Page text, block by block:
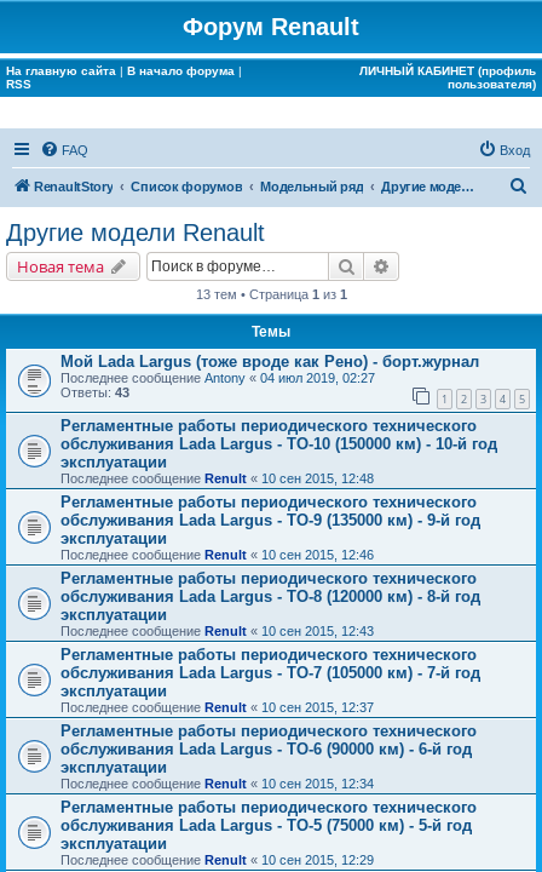
Форум Renault
На главную сайта | В начало форума |
RSS
ЛИЧНЫЙ КАБИНЕТ (профиль
пользователя)
FAQ Вход
RenaultStory Список форумов Модельный ряд Другие модели Renault
Другие модели Renault
Новая тема Поиск
13 тем • Страница 1 из 1
Темы
Мой Lada Largus (тоже вроде как Рено) - борт.журнал
Последнее сообщение Antony « 04 июл 2019, 02:27
Ответы: 43 1 2 3 4 5
Регламентные работы периодического технического
обслуживания Lada Largus - ТО-10 (150000 км) - 10-й год
эксплуатации
Последнее сообщение Renult « 10 сен 2015, 12:48
Регламентные работы периодического технического
обслуживания Lada Largus - ТО-9 (135000 км) - 9-й год
эксплуатации
Последнее сообщение Renult « 10 сен 2015, 12:46
Регламентные работы периодического технического
обслуживания Lada Largus - ТО-8 (120000 км) - 8-й год
эксплуатации
Последнее сообщение Renult « 10 сен 2015, 12:43
Регламентные работы периодического технического
обслуживания Lada Largus - ТО-7 (105000 км) - 7-й год
эксплуатации
Последнее сообщение Renult « 10 сен 2015, 12:37
Регламентные работы периодического технического
обслуживания Lada Largus - ТО-6 (90000 км) - 6-й год
эксплуатации
Последнее сообщение Renult « 10 сен 2015, 12:34
Регламентные работы периодического технического
обслуживания Lada Largus - ТО-5 (75000 км) - 5-й год
эксплуатации
Последнее сообщение Renult « 10 сен 2015, 12:29